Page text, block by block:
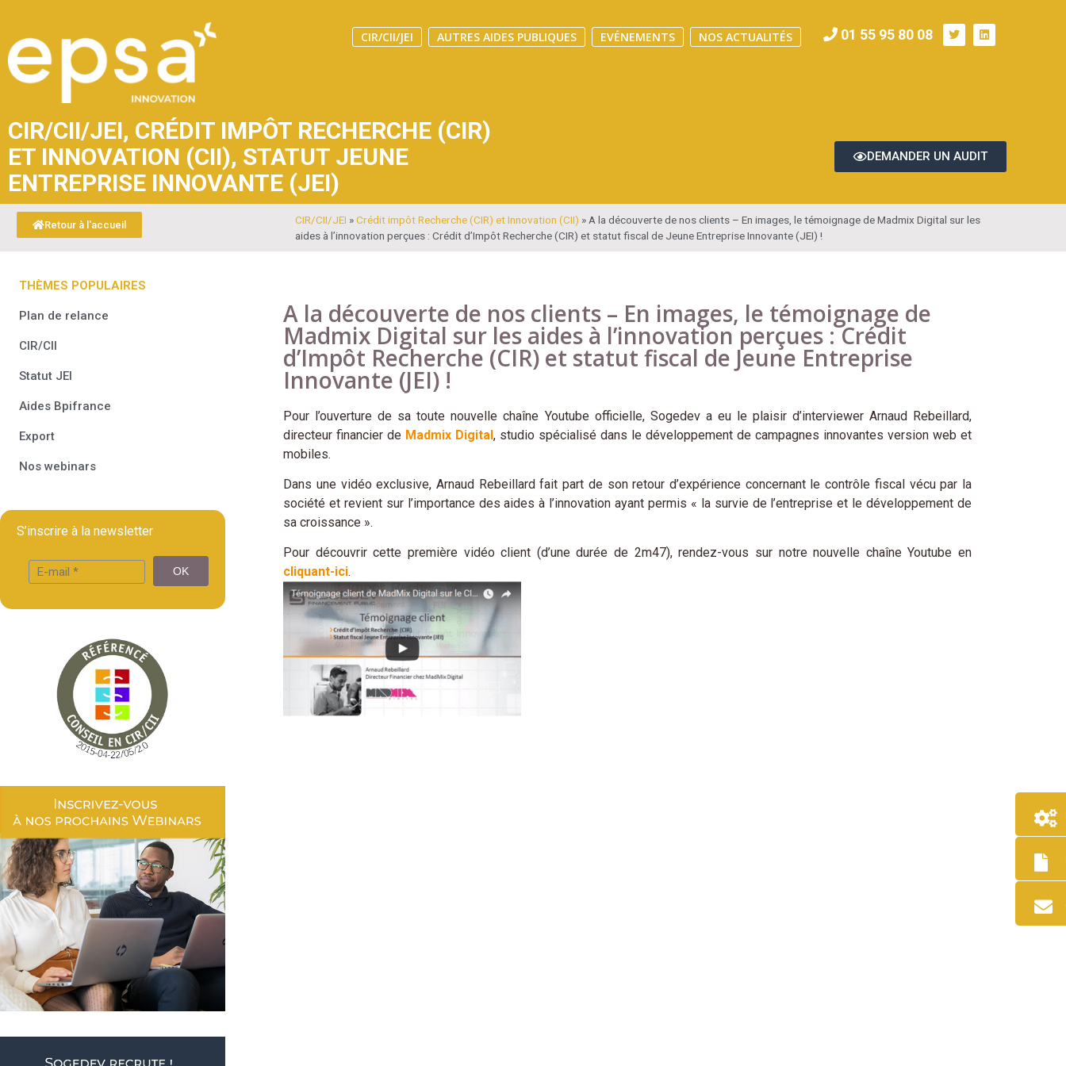
CIR/CII/JEI AUTRES AIDES PUBLIQUES EVÉNEMENTS NOS ACTUALITÉS 01 55 95 80 08
CIR/CII/JEI, CRÉDIT IMPÔT RECHERCHE (CIR)
ET INNOVATION (CII), STATUT JEUNE
ENTREPRISE INNOVANTE (JEI)
DEMANDER UN AUDIT
Retour à l'accueil CIR/CII/JEI »Crédit impôt Recherche (CIR) et Innovation (CII) » A la découverte de nos clients – En images, le témoignage de Madmix Digital sur les
aides à l’innovation perçues : Crédit d’Impôt Recherche (CIR) et statut fiscal de Jeune Entreprise Innovante (JEI) !
THÈMES POPULAIRES
Plan de relance
CIR/CII
Statut JEI
Aides Bpifrance
Export
Nos webinars
S’inscrire à la newsletter
A la découverte de nos clients – En images, le témoignage de
Madmix Digital sur les aides à l’innovation perçues : Crédit
d’Impôt Recherche (CIR) et statut fiscal de Jeune Entreprise
Innovante (JEI) !
Pour l’ouverture de sa toute nouvelle chaîne Youtube officielle, Sogedev a eu le plaisir d’interviewer Arnaud Rebeillard,
directeur financier de Madmix Digital, studio spécialisé dans le développement de campagnes innovantes version web et
mobiles.
Dans une vidéo exclusive, Arnaud Rebeillard fait part de son retour d’expérience concernant le contrôle fiscal vécu par la
société et revient sur l’importance des aides à l’innovation ayant permis « la survie de l’entreprise et le développement de
sa croissance ».
Pour découvrir cette première vidéo client (d’une durée de 2m47), rendez-vous sur notre nouvelle chaîne Youtube en
cliquant-ici.